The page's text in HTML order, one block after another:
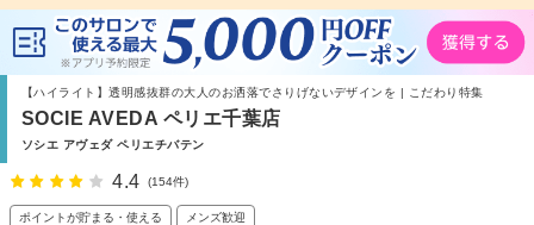
【ハイライト】透明感抜群の大人のお洒落でさりげないデザインを | こだわり特集
SOCIE AVEDA ペリエ千葉店
ソシエ アヴェダ ペリエチバテン
4.4 (154件)
ポイントが貯まる・使える メンズ歓迎